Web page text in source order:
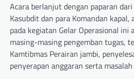
Acara berlanjut dengan paparan
Kasubdit dan para Komandan kapal,
pada kegiatan Gelar Operasional ini
masing-masing pengemban tugas,
Kamtibmas Perairan jambi,
penyerapan anggaran serta